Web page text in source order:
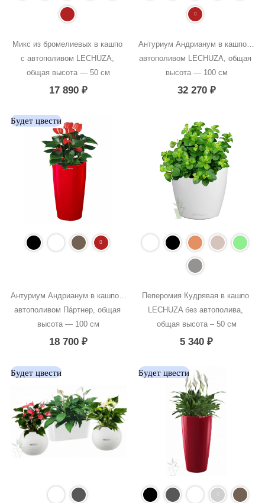
Микс из бромелиевых в кашпо
с автополивом LECHUZA,
общая высота — 50 см
17 890₽
Антуриум Андрианум в кашпо с
автополивом LECHUZA, общая
высота — 100 см
32 270 ₽
Будет цвести
Антуриум Андрианум в кашпо с
автополивом Пáртнер, общая
высота — 100 см
18 700₽
Пеперомия Кудрявая в кашпо
LECHUZA без автополива,
общая высота – 50 см
5 340₽
Будет цвести Будет цвести